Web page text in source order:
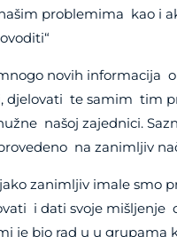
problemima kao i
novih informacija
djelovati te samim tim
našoj zajednici.
na zanimljiv
zanimljiv imale smo
i dati svoje mišljenje
je bio rad u u grupama